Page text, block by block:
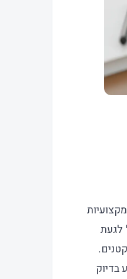
לגעת
בדיוק